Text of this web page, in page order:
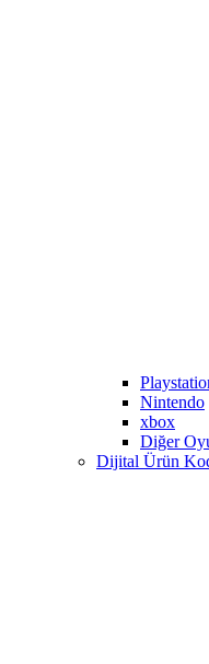
Nintendo
xbox
Diğer
Dijital Ürün